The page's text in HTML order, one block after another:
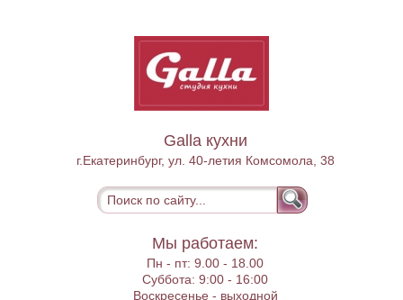
Galla кухни
г.Екатеринбург, ул. 40-летия Комсомола, 38
Мы работаем:
Пн - пт:9.00 - 18.00
Суббота:9:00 - 16:00
Воскресенье - выходной